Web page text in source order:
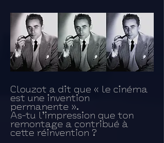
Clouzot a dit que « le cinéma
est une invention
permanente ».
As-tu l’impression que ton
remontage a contribué à
cette réinvention ?